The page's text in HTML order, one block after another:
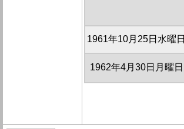
1961年10月25日水曜日
1962年4月30日月曜日